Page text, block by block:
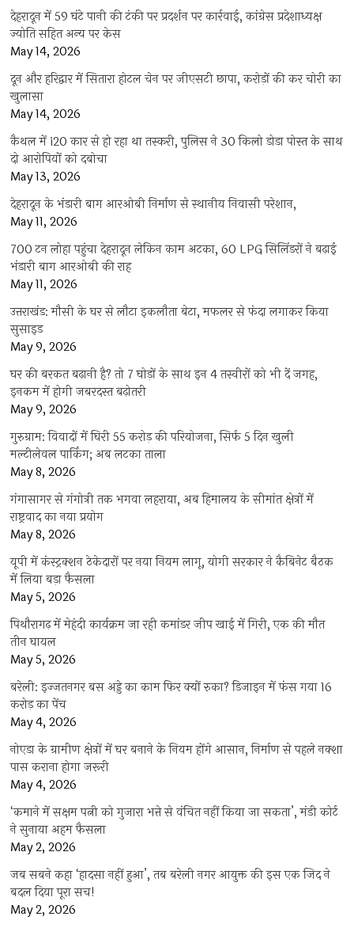
देहरादून में 59 घंटे पानी की टंकी पर प्रदर्शन पर कार्रवाई, कांग्रेस प्रदेशाध्यक्ष
ज्योति सहित अन्य पर केस
May 14, 2026
दून और हरिद्वार में सितारा होटल चेन पर जीएसटी छापा, करोड़ों की कर चोरी का
खुलासा
May 14, 2026
कैथल में i20 कार से हो रहा था तस्करी, पुलिस ने 30 किलो डोडा पोस्त के साथ
दो आरोपियों को दबोचा
May 13, 2026
देहरादून के भंडारी बाग आरओबी निर्माण से स्थानीय निवासी परेशान,
May 11, 2026
700 टन लोहा पहुंचा देहरादून लेकिन काम अटका, 60 LPG सिलिंडरों ने बढ़ाई
भंडारी बाग आरओबी की राह
May 11, 2026
उत्तराखंड: मौसी के घर से लौटा इकलौता बेटा, मफलर से फंदा लगाकर किया
सुसाइड
May 9, 2026
घर की बरकत बढ़ानी है? तो 7 घोड़ों के साथ इन 4 तस्वीरों को भी दें जगह,
इनकम में होगी जबरदस्त बढ़ोतरी
May 9, 2026
गुरुग्राम: विवादों में घिरी 55 करोड़ की परियोजना, सिर्फ 5 दिन खुली
मल्टीलेवल पार्किंग; अब लटका ताला
May 8, 2026
गंगासागर से गंगोत्री तक भगवा लहराया, अब हिमालय के सीमांत क्षेत्रों में
राष्ट्रवाद का नया प्रयोग
May 8, 2026
यूपी में कंस्ट्रक्शन ठेकेदारों पर नया नियम लागू, योगी सरकार ने कैबिनेट बैठक
में लिया बड़ा फैसला
May 5, 2026
पिथौरागढ़ में मेहंदी कार्यक्रम जा रही कमांडर जीप खाई में गिरी, एक की मौत
तीन घायल
May 5, 2026
बरेली: इज्जतनगर बस अड्डे का काम फिर क्यों रुका? डिजाइन में फंस गया 16
करोड़ का पेंच
May 4, 2026
नोएडा के ग्रामीण क्षेत्रों में घर बनाने के नियम होंगे आसान, निर्माण से पहले नक्शा
पास कराना होगा जरूरी
May 4, 2026
‘कमाने में सक्षम पत्नी को गुजारा भत्ते से वंचित नहीं किया जा सकता’, मंडी कोर्ट
ने सुनाया अहम फैसला
May 2, 2026
जब सबने कहा ‘हादसा नहीं हुआ’, तब बरेली नगर आयुक्त की इस एक जिद ने
बदल दिया पूरा सच!
May 2, 2026